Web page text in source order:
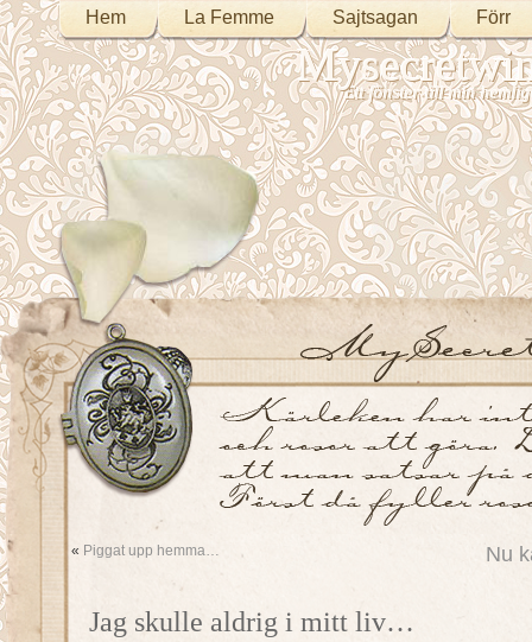
Hem La Femme Sajtsagan Förr
Ett fönster till min
« Piggat upp hemma… Nu
Jag skulle aldrig i mitt liv…